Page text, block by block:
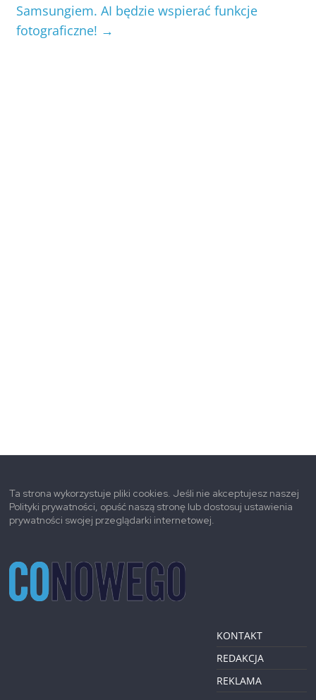
Samsungiem. AI będzie wspierać funkcje
fotograficzne! →
Ta strona wykorzystuje pliki cookies. Jeśli nie akceptujesz naszej
Polityki prywatności, opuść naszą stronę lub dostosuj ustawienia
prywatności swojej przeglądarki internetowej.
KONTAKT
REDAKCJA
REKLAMA